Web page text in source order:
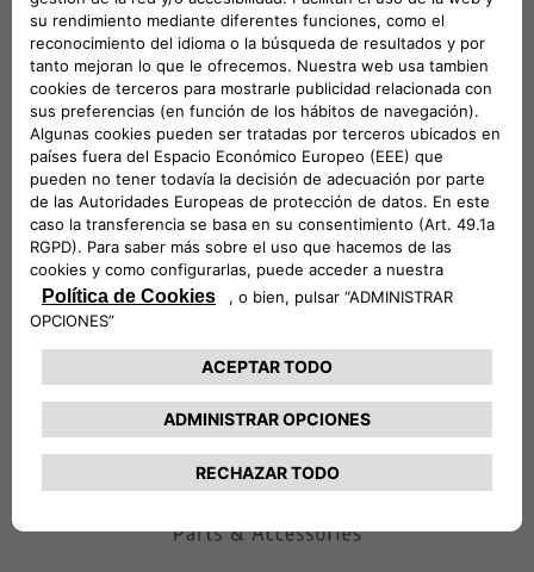
la disponibilidad de las piezas.
Ajuste perfecto
Solo las piezas originales Abarth®, de Mopar,
están perfectamente integradas con las
especificaciones y diseño de cada vehículo.
Esto significa que puedes confiar en una fácil
sustitución con piezas que se ajustan con
precisión en cada cambio.
CONTACTA CON TU CONCESIONARIO